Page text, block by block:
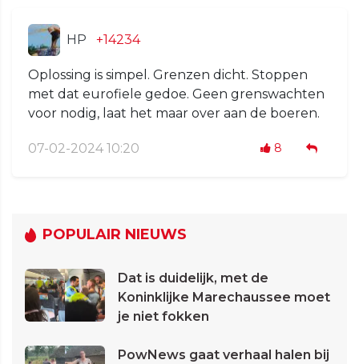
HP +14234
Oplossing is simpel. Grenzen dicht. Stoppen
met dat eurofiele gedoe. Geen grenswachten
voor nodig, laat het maar over aan de boeren.
07-02-2024 10:20 8
POPULAIR NIEUWS
Dat is duidelijk, met de
Koninklijke Marechaussee moet
je niet fokken
PowNews gaat verhaal halen bij